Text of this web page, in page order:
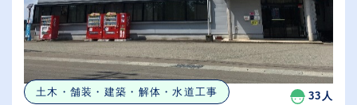
土木・舗装・建築・解体・水道工事 33人